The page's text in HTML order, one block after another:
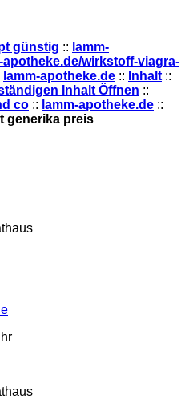
günstig :: lamm-
apotheke.de/wirkstoff-viagra-
lamm-apotheke.de :: Inhalt ::
Inhalt Öffnen ::
co :: lamm-apotheke.de ::
generika preis